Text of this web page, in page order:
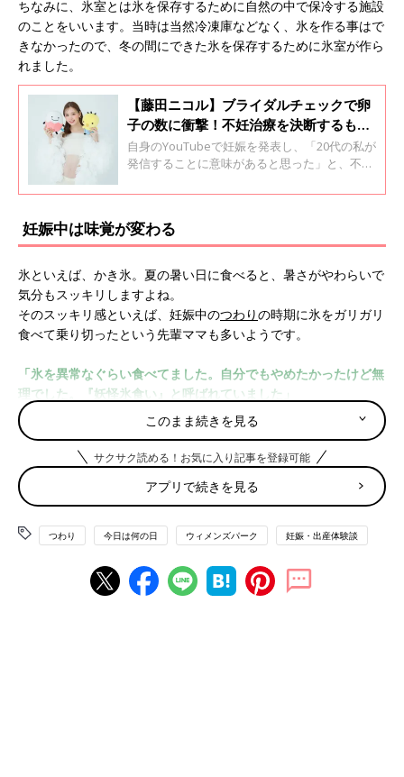
ちなみに、氷室とは氷を保存するために自然の中で保冷する施設
のことをいいます。当時は当然冷凍庫などなく、氷を作る事はで
きなかったので、冬の間にできた氷を保存するために氷室が作ら
れました。
【藤田ニコル】ブライダルチェックで卵
子の数に衝撃！不妊治療を決断するも
「私1人だけが頑張っているという感覚
はなかった」
自身のYouTubeで妊娠を発表し、「20代の私が
発信することに意味があると思った」と、不妊
コルさん。モデル・タレントとして第一線で活
大きな決断だったといいます。赤ちゃんを授か
るまでの日々について、妊娠7カ月のときに話
を聞きました。
妊娠中は味覚が変わる
氷といえば、かき氷。夏の暑い日に食べると、暑さがやわらいで
気分もスッキリしますよね。
そのスッキリ感といえば、妊娠中のつわりの時期に氷をガリガリ
食べて乗り切ったという先輩ママも多いようです。
「氷を異常なぐらい食べてました。自分でもやめたかったけど無
理でした。『妖怪氷食い』と呼ばれていました」
「私も氷です！自分でも怖くなるくらい氷が食べたくて、食べた
くて。コンビニでロックアイスを買って激食いでした」
つわりときは、なぜか「これしか食べられない」「憑りつかれた
ように食べていた」というものがありますが、みなさんはどんな
ものに憑りつかれていましたか？
「マックのポテトです。 つわりの時期は、三食マックのポテトL
このまま続きを見る
サクサク読める！お気に入り記事を登録可能
アプリで続きを見る
つわり 今日は何の日 ウィメンズパーク 妊娠・出産体験談